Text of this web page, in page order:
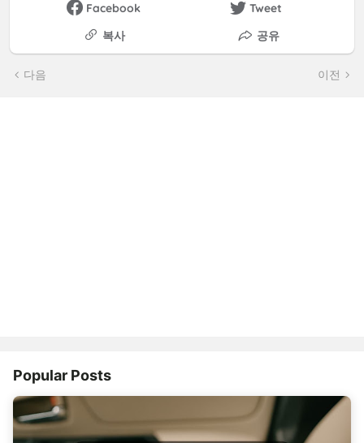
Facebook
Tweet
복사
공유
다음 이전
Popular Posts